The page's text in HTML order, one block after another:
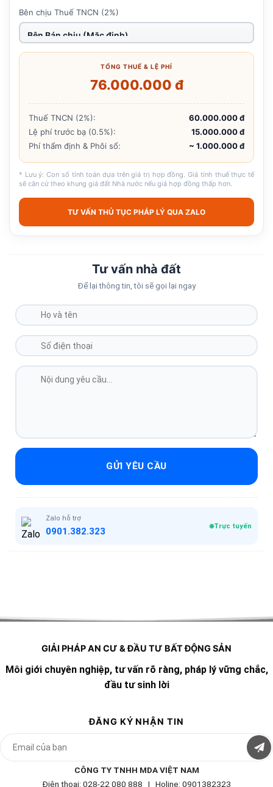
Bên chịu Thuế TNCN (2%)
TỔNG THUẾ & LỆ PHÍ
76.000.000 đ
Thuế TNCN (2%):
60.000.000 đ
Lệ phí trước bạ (0.5%):
15.000.000 đ
Phí thẩm định & Phôi sổ:
~ 1.000.000 đ
* Lưu ý: Con số tính toán dựa trên giá trị hợp đồng. Giá tính thuế thực tế
sẽ căn cứ theo khung giá đất Nhà nước nếu giá hợp đồng thấp hơn.
TƯ VẤN THỦ TỤC PHÁP LÝ QUA ZALO
Tư vấn nhà đất
Để lại thông tin, tôi sẽ gọi lại ngay
GỬI YÊU CẦU
Zalo hỗ trợ
0901.382.323 Trực tuyến
GIẢI PHÁP AN CƯ & ĐẦU TƯ BẤT ĐỘNG SẢN
Môi giới chuyên nghiệp, tư vấn rõ ràng, pháp lý vững chắc,
đầu tư sinh lời
ĐĂNG KÝ NHẬN TIN
CÔNG TY TNHH MDA VIỆT NAM
Điện thoại: 028-22 080 888 | Holine: 0901382323